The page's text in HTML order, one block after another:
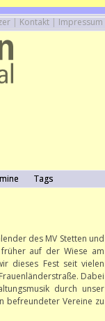
| Kontakt | Impressum
Tags
des MV Stetten und
auf der Wiese am
dieses Fest seit vielen
Dabei
durch unser
befreundeter Vereine zu